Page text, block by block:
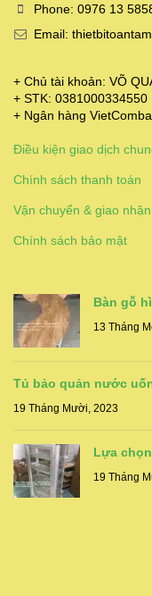
Phone: 0976 13
Email:
+ Chủ tài khoản: VÕ
+ STK: 0381000334550
+ Ngân hàng
Điều kiện giao dịch
Chính sách thanh toán
Vận chuyển & giao nhận
Chính sách bảo mật
Bàn gỗ
13 Tháng
Tủ bảo quản nước
19 Tháng Mười, 2023
Lựa
19 Tháng